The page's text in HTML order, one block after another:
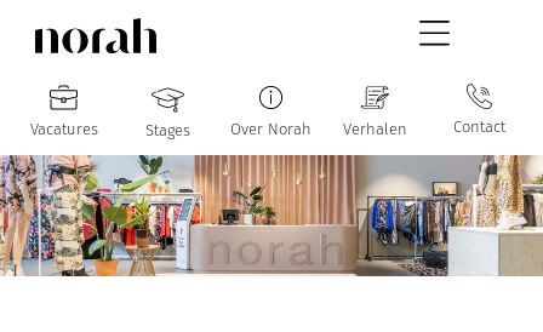
Vacatures Stages Over Norah Verhalen Contact